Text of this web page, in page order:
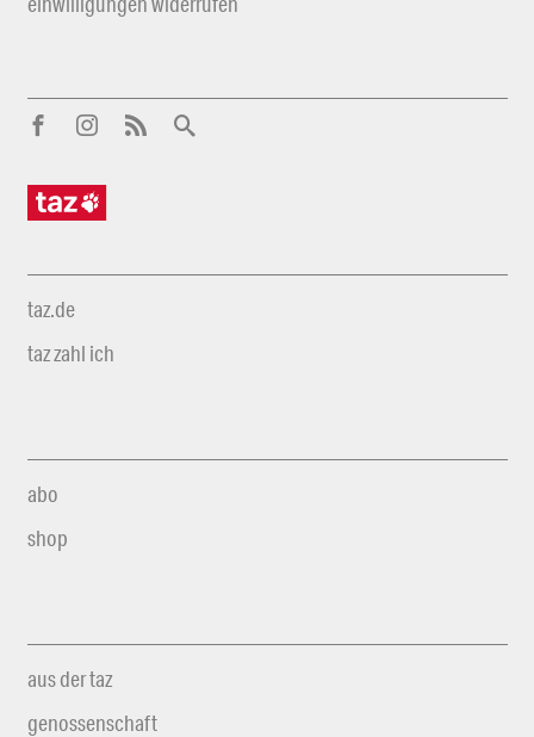
taz.de
taz zahl ich
abo
shop
aus der taz
genossenschaft